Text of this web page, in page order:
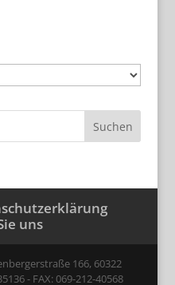
uns
166, 60322
- FAX: 069-212-40568